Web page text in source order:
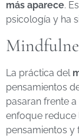
más aparece.
psicología y ha
La práctica del
pensamientos
pasaran frente
enfoque reduce
pensamientos y